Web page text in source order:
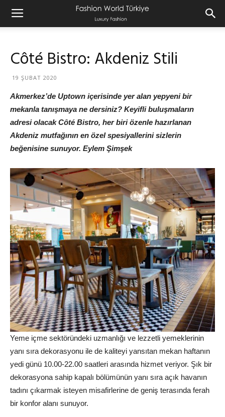
Côté Bistro: Akdeniz Stili
19 ŞUBAT 2020
Akmerkez’de Uptown içerisinde yer alan yepyeni bir
mekanla tanışmaya ne dersiniz? Keyifli buluşmaların
adresi olacak Côté Bistro, her biri özenle hazırlanan
Akdeniz mutfağının en özel spesiyallerini sizlerin
beğenisine sunuyor. Eylem Şimşek
Yeme içme sektöründeki uzmanlığı ve lezzetli yemeklerinin
yanı sıra dekorasyonu ile de kaliteyi yansıtan mekan haftanın
yedi günü 10.00-22.00 saatleri arasında hizmet veriyor. Şık bir
dekorasyona sahip kapalı bölümünün yanı sıra açık havanın
tadını çıkarmak isteyen misafirlerine de geniş terasında ferah
bir konfor alanı sunuyor.